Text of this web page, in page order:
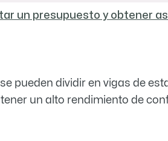
un presupuesto y obtener
pueden dividir en vigas de
un alto rendimiento de